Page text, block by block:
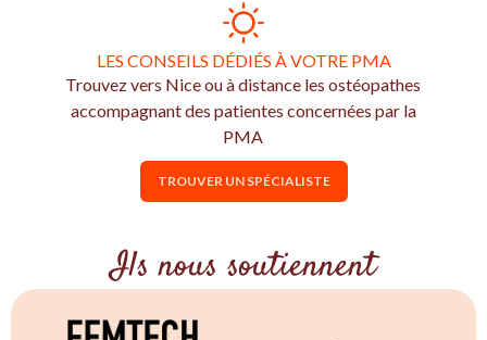
LES CONSEILS DÉDIÉS À VOTRE PMA
Trouvez vers Nice ou à distance les ostéopathes
accompagnant des patientes concernées par la
PMA
TROUVER UN SPÉCIALISTE
Ils nous soutiennent